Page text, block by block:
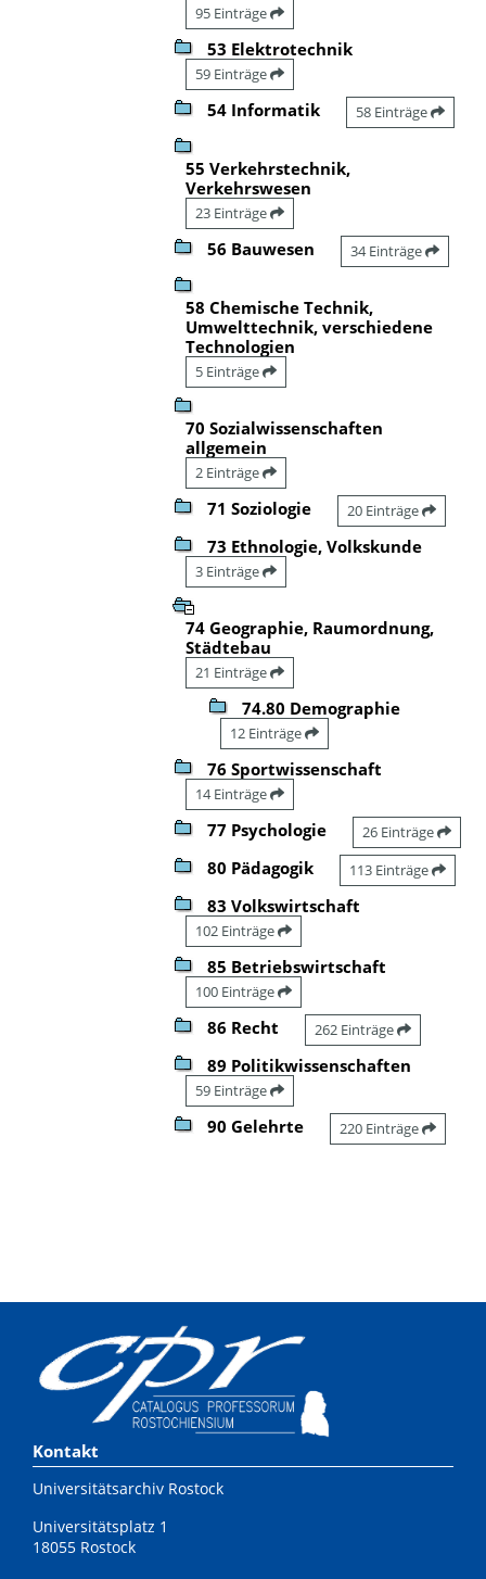
95 Einträge
53 Elektrotechnik
59 Einträge
54 Informatik 58 Einträge
55 Verkehrstechnik,
Verkehrswesen
23 Einträge
56 Bauwesen 34 Einträge
58 Chemische Technik,
Umwelttechnik, verschiedene
Technologien
5 Einträge
70 Sozialwissenschaften
allgemein
2 Einträge
71 Soziologie 20 Einträge
73 Ethnologie, Volkskunde
3 Einträge
74 Geographie, Raumordnung,
Städtebau
21 Einträge
74.80 Demographie
12 Einträge
76 Sportwissenschaft
14 Einträge
77 Psychologie 26 Einträge
80 Pädagogik 113 Einträge
83 Volkswirtschaft
102 Einträge
85 Betriebswirtschaft
100 Einträge
86 Recht 262 Einträge
89 Politikwissenschaften
59 Einträge
90 Gelehrte 220 Einträge
Kontakt
Universitätsarchiv Rostock
Universitätsplatz 1
18055 Rostock